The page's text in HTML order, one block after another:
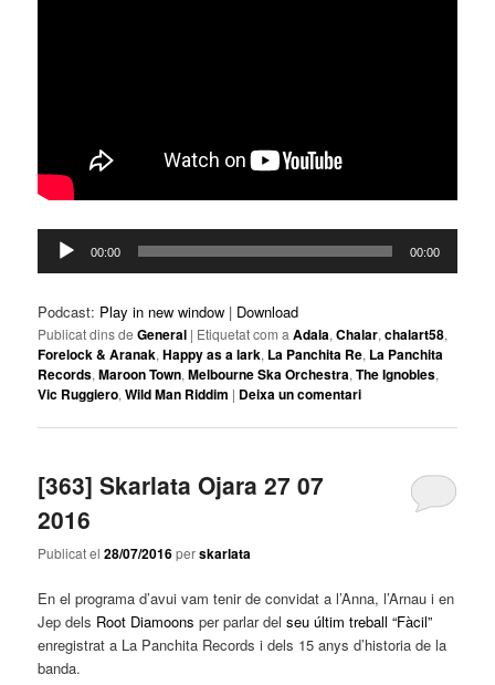
Reproductor
d'àudio
00:00 00:00
Podcast: Play in new window | Download
Publicat dins de General | Etiquetat com a Adala,Chalar,chalart58,
Forelock & Aranak,Happy as a lark, La Panchita Re, La Panchita
Records,Maroon Town,Melbourne Ska Orchestra,The Ignobles,
Vic Ruggiero,Wild Man Riddim | Deixa un comentari
[363] Skarlata Ojara 27 07
2016
Publicat el28/07/2016perskarlata
En el programa d’avui vam tenir de convidat a l’Anna, l’Arnau i en
Jep dels Root Diamoons per parlar delseu últim treball “Fàcil”
enregistrat a La Panchita Records i dels 15 anys d’historia de la
banda.